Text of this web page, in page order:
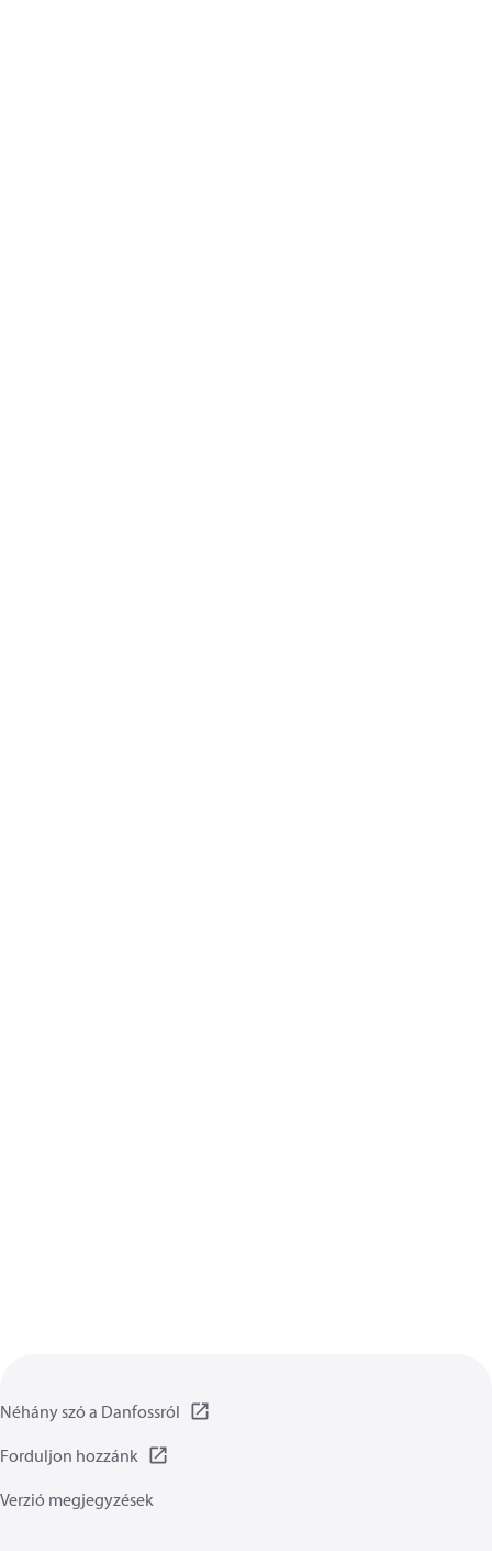
Néhány szó a Danfossról
Forduljon hozzánk
Verzió megjegyzések